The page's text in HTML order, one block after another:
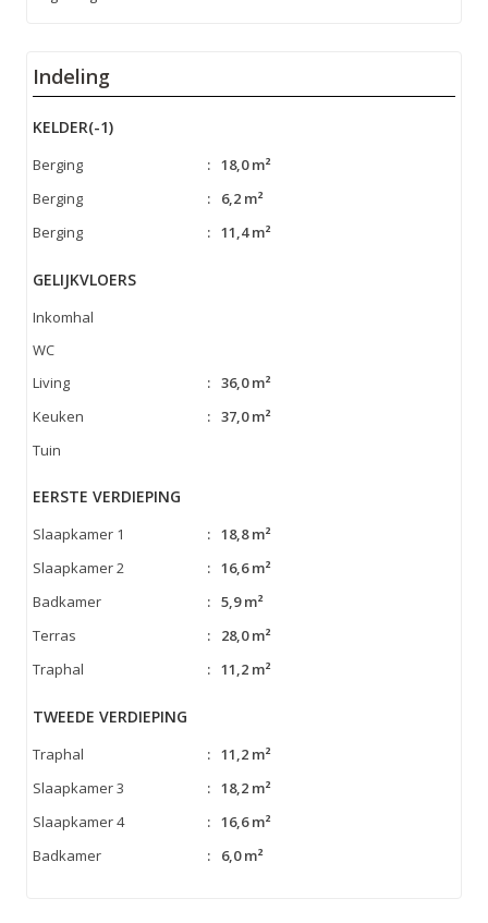
Indeling
KELDER(-1)
Berging : 18,0 m²
Berging
:
6,2 m²
Berging
: 11,4 m²
GELIJKVLOERS
Inkomhal
WC
Living
: 36,0 m²
Keuken
: 37,0 m²
Tuin
EERSTE VERDIEPING
Slaapkamer 1 : 18,8 m²
Slaapkamer 2
: 16,6 m²
Badkamer
: 5,9 m²
Terras
:
28,0 m²
Traphal
: 11,2 m²
TWEEDE VERDIEPING
Traphal : 11,2 m²
Slaapkamer 3
: 18,2 m²
Slaapkamer 4
: 16,6 m²
Badkamer
: 6,0 m²